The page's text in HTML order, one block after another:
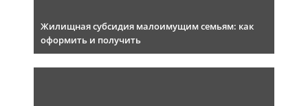
Жилищная субсидия малоимущим семьям: как
оформить и получить